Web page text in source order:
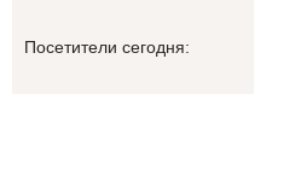
Посетители сегодня: